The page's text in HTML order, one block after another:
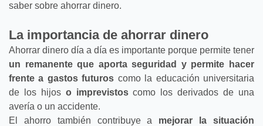
saber sobre ahorrar dinero.
La importancia de ahorrar dinero
Ahorrar dinero día a día es importante porque permite tener
un remanente que aporta seguridad y permite hacer
frente a gastos futuros como la educación universitaria
de los hijos o imprevistoscomo los derivados de una
avería o un accidente.
El ahorro también contribuye a mejorar la situación